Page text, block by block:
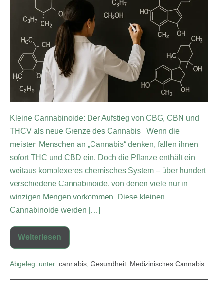
Kleine Cannabinoide: Der Aufstieg von CBG, CBN und
THCV als neue Grenze des Cannabis Wenn die
meisten Menschen an „Cannabis“ denken, fallen ihnen
sofort THC und CBD ein. Doch die Pflanze enthält ein
weitaus komplexeres chemisches System – über hundert
verschiedene Cannabinoide, von denen viele nur in
winzigen Mengen vorkommen. Diese kleinen
Cannabinoide werden […]
Weiterlesen
Abgelegt unter: cannabis Gesundheit Medizinisches Cannabis